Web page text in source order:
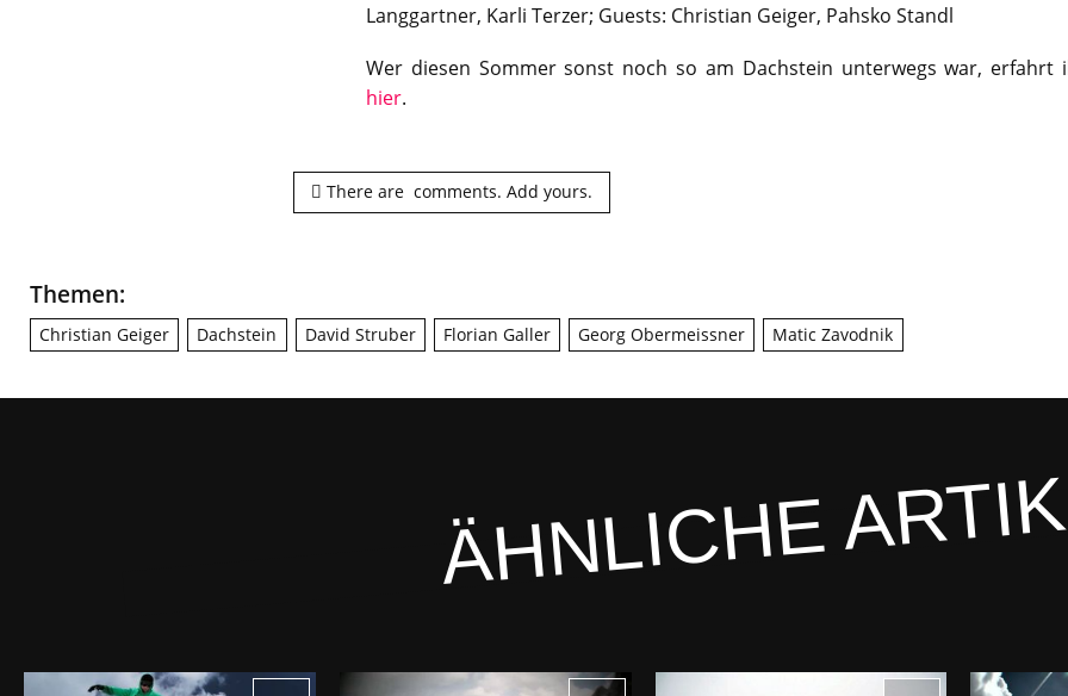
Langgartner, Karli Terzer; Guests: Christian Geiger, Pahsko Standl
Wer diesen Sommer sonst noch so am Dachstein unterwegs war, erfahrt
hier.
There are comments.Add yours.
Themen:
Christian Geiger Dachstein David Struber Florian Galler Georg Obermeissner Matic Zavodnik
ÄHNLICHE